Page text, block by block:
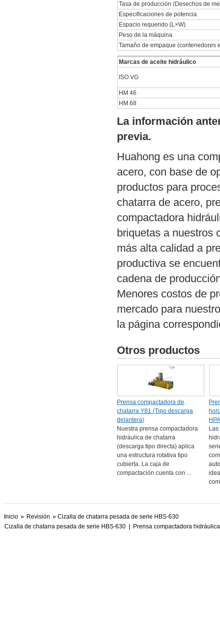
Tasa de producción (Desechos de
Especificaciones de potencia
Espacio requerido (L×W)
Peso de la máquina
Tamaño de empaque (contenedores
Marcas de aceite hidráulico
ISO VG
HM 46
HM 68
La información
previa.
Huahong es una
acero, con base de
productos para
chatarra de acero,
compactadora
briquetas a nuestros
más alta calidad a
productiva se
cadena de
Menores costos de
mercado para
la página
Otros productos
Prensa compactadora de
chatarra Y81 (Tipo descarga
delantera)
Nuestra prensa compactadora
hidráulica de chatarra
(descarga tipo directa) aplica
una estructura rotativa tipo
cubierta. La caja de
compactación cuenta con ...
Inicio » Revisión » Cizalla de chatarra pesada de serie HBS-630
Cizalla de chatarra pesada de serie HBS-630
Prensa compactadora